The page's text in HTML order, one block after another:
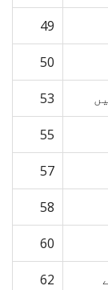
49
50
53
55
57
58
60
62